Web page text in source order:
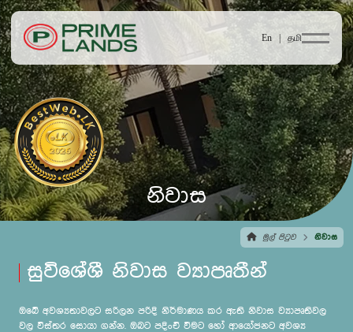
En | தமி
නිවාස
මුල් පිටුව නිවාස
සුවිශේශී නිවාස ව්‍යාපෘතීන්
ඔබේ අවශ්‍යතාවලට සරිලන පරිදි නිර්මාණය කර ඇති නිවාස ව්‍යාපෘතිවල
වල විස්තර සොයා ගන්න. ඔබට පදිංචි වීමට හෝ ආයෝජනට අවශ්‍ය